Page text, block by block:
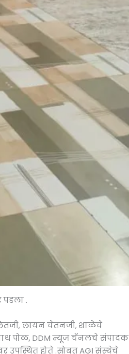
पडला .
लायन चेतनजी, शाळेचे
पोळ, DDM न्यूज चॅनलचे संपादक
उपस्थित होते .सोबत AGI संस्थेचे